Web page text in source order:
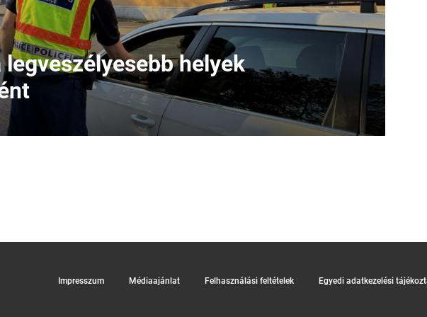
legveszélyesebb helyek
Impresszum Médiaajánlat Felhasználási feltételek Egyedi adatkezelési